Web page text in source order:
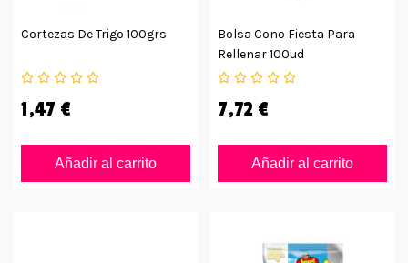
Cortezas De Trigo 100grs
1,47 €
Añadir al carrito
Bolsa Cono Fiesta Para
Rellenar 100ud
7,72 €
Añadir al carrito